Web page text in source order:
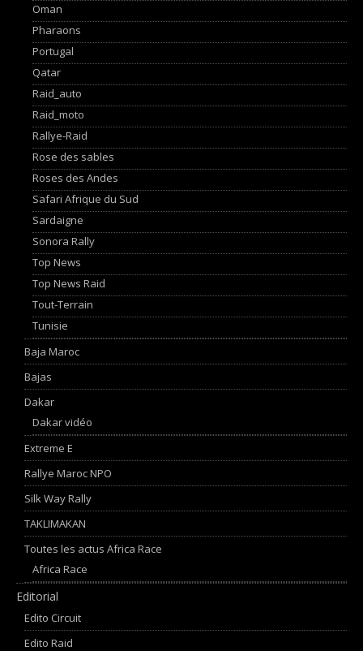
Oman
Pharaons
Portugal
Qatar
Raid_auto
Raid_moto
Rallye-Raid
Rose des sables
Roses des Andes
Safari Afrique du Sud
Sardaigne
Sonora Rally
Top News
Top News Raid
Tout-Terrain
Tunisie
Baja Maroc
Bajas
Dakar
Dakar vidéo
Extreme E
Rallye Maroc NPO
Silk Way Rally
TAKLIMAKAN
Toutes les actus Africa Race
Africa Race
Editorial
Edito Circuit
Edito Raid